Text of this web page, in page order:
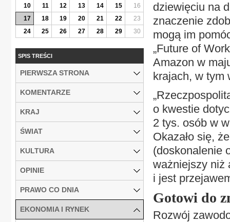
dziewięciu na
znaczenie
mogą im
„Future of
Amazon w
krajach, w tym
o kwestie
2 tys. osób w
Okazało się,
(doskonalenie
ważniejszy niż
i jest
Gotowi do
Rozwój
10
11 12 13 14 15
16
17
18 19 20 21 22
23
24
25 26 27 28 29 30
SPIS TREŚCI
PIERWSZA STRONA
KOMENTARZE
KRAJ
ŚWIAT
KULTURA
OPINIE
PRAWO CO DNIA
EKONOMIA I RYNEK